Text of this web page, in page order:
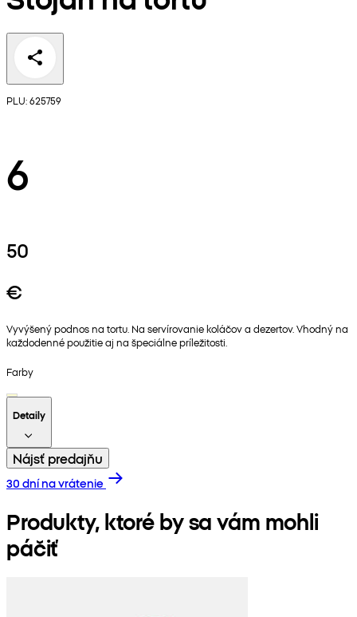
PLU: 625759
6
50
€
Vyvýšený podnos na tortu. Na servírovanie koláčov a dezertov. Vhodný na
každodenné použitie aj na špeciálne príležitosti.
Farby
Detaily
Nájsť predajňu
30 dní na vrátenie
Produkty, ktoré by sa vám mohli
páčiť